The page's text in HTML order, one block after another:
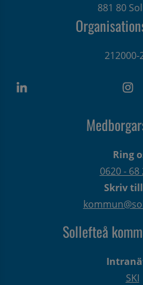
881 80
212000-
Ring
0620 - 68
Skriv
Sollefteå
SKI